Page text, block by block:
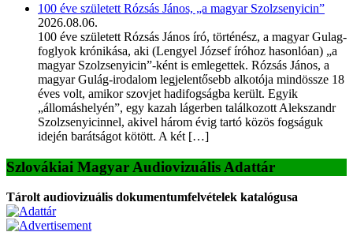
100 éve született Rózsás János, „a magyar Szolzsenyicin”
2026.08.06.
100 éve született Rózsás János író, történész, a magyar Gulag-
foglyok krónikása, aki (Lengyel József íróhoz hasonlóan) „a
magyar Szolzsenyicin”-ként is emlegettek. Rózsás János, a
magyar Gulág-irodalom legjelentősebb alkotója mindössze 18
éves volt, amikor szovjet hadifogságba került. Egyik
„állomáshelyén”, egy kazah lágerben találkozott Alekszandr
Szolzsenyicinnel, akivel három évig tartó közös fogságuk
idején barátságot kötött. A két […]
Szlovákiai Magyar Audiovizuális Adattár
Tárolt audiovizuális dokumentumfelvételek katalógusa